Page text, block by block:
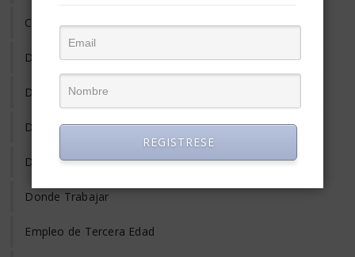
Compensación y Salario
Desarrollo Profesional
Desempleo
Despido
Diversidad Laboral
Donde Trabajar
Empleo de Tercera Edad
REGISTRESE